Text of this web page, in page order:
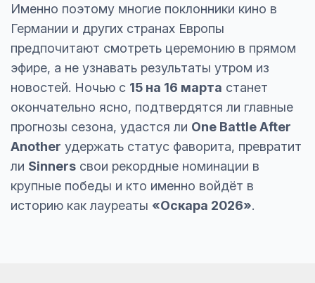
Именно поэтому многие поклонники кино в
Германии и других странах Европы
предпочитают смотреть церемонию в прямом
эфире, а не узнавать результаты утром из
новостей. Ночью с 15 на 16 марта станет
окончательно ясно, подтвердятся ли главные
прогнозы сезона, удастся ли One Battle After
Another удержать статус фаворита, превратит
ли Sinners свои рекордные номинации в
крупные победы и кто именно войдёт в
историю как лауреаты «Оскара 2026».